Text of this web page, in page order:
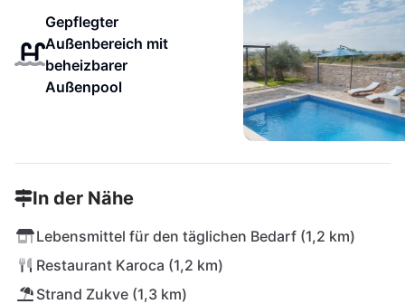
Gepflegter
Außenbereich mit
beheizbarer
Außenpool
In der Nähe
Lebensmittel für den täglichen Bedarf (1,2 km)
Restaurant Karoca (1,2 km)
Strand Zukve (1,3 km)